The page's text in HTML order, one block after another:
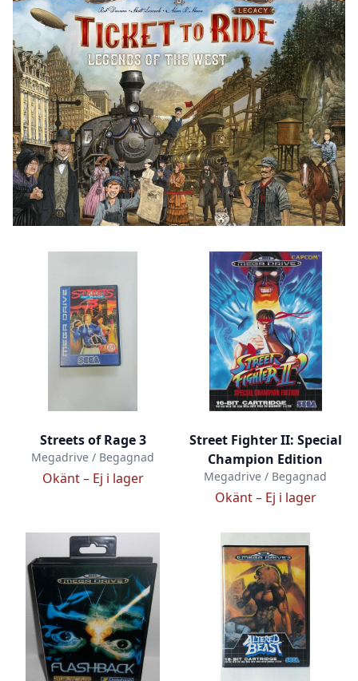
Streets of Rage 3
Megadrive / Begagnad
Okänt – Ej i lager
Street Fighter II: Special
Champion Edition
Megadrive / Begagnad
Okänt – Ej i lager